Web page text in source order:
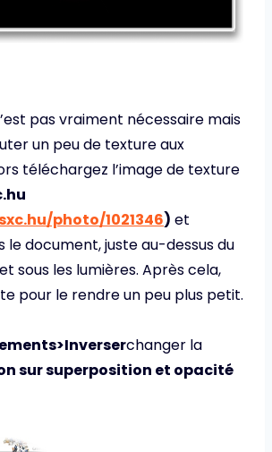
pas vraiment nécessaire mais
un peu de texture aux
téléchargez l’image de texture
photo/1021346) et
le document, juste au-dessus du
sous les lumières. Après cela,
pour le rendre un peu plus petit.
changer la
sur superposition et opacité